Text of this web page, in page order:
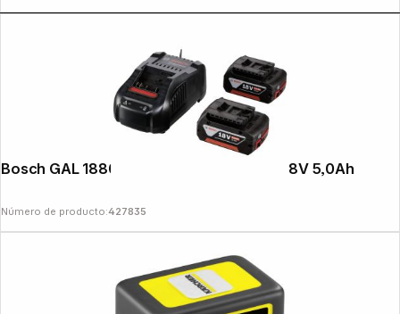
Bosch GAL 1880 CV cargador + 2x GBA 18V 5,0Ah
Número de producto:427835